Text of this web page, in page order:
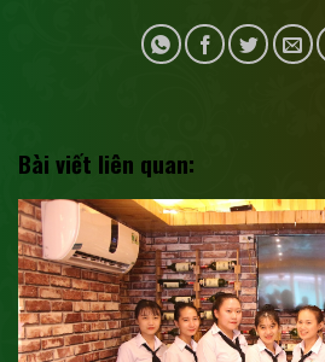
Bài viết liên quan: